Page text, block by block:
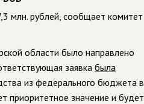
млн. рублей, сообщает комитет
области было направлено
заявка была
из федерального бюджета в
приоритетное значение и будет